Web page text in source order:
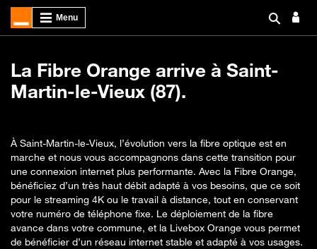
La Fibre Orange arrive à Saint-
Martin-le-Vieux (87).
À Saint-Martin-le-Vieux, l’évolution vers la fibre optique est en
marche et nous vous accompagnons dans cette transition pour
une connexion internet plus performante. Avec la Fibre Orange,
bénéficiez d’un très haut débit adapté à vos besoins, que ce soit
pour le streaming 4K ou le travail à distance, tout en conservant
votre numéro de téléphone fixe. Le déploiement de la fibre
avance dans votre commune, et la Livebox Orange vous permet
de bénéficier d’un réseau internet stable et adapté à vos usages.